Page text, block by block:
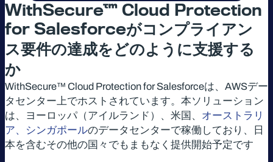
WithSecure™ Cloud Protection
for Salesforceがコンプライアン
ス要件の達成をどのように支援する
か
WithSecure™ Cloud Protection for Salesforceは、AWSデー
タセンター上でホストされています。本ソリューション
は、ヨーロッパ（アイルランド）、米国、 オーストラリ
ア、シンガポールのデータセンターで稼働しており、日
本を含むその他の国々でもまもなく提供開始予定です